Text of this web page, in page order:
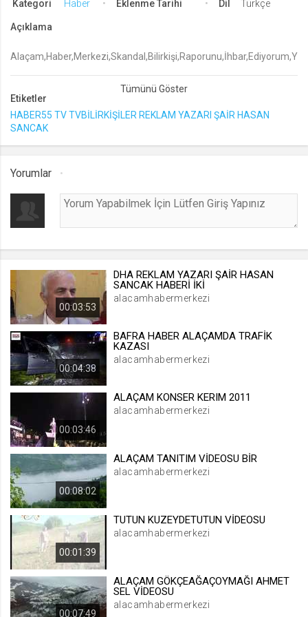
Seçilen dil tercihini tutmak
1 ay
webtvs
[hash]
.web.tv
Site içeriği önerme
1 yıl
voteLike*
1 ay
.web.tv
Kategori Haber Eklenme Tarihi Dil Türkçe
Açıklama
Etiketler
HABER55 TV TVBİLİRKİŞİLER REKLAM YAZARI ŞAİR HASAN
SANCAK
Yorumlar
00:03:53
DHA REKLAM YAZARI ŞAİR HASAN
SANCAK HABERİ İKİ
alacamhabermerkezi
00:04:38
BAFRA HABER ALAÇAMDA TRAFİK
KAZASI
alacamhabermerkezi
00:03:46
ALAÇAM KONSER KERIM 2011
alacamhabermerkezi
00:08:02
ALAÇAM TANITIM VİDEOSU BİR
alacamhabermerkezi
00:01:39
TUTUN KUZEYDETUTUN VİDEOSU
alacamhabermerkezi
00:07:49
ALAÇAM GÖKÇEAĞAÇOYMAĞI AHMET
SEL VİDEOSU
alacamhabermerkezi